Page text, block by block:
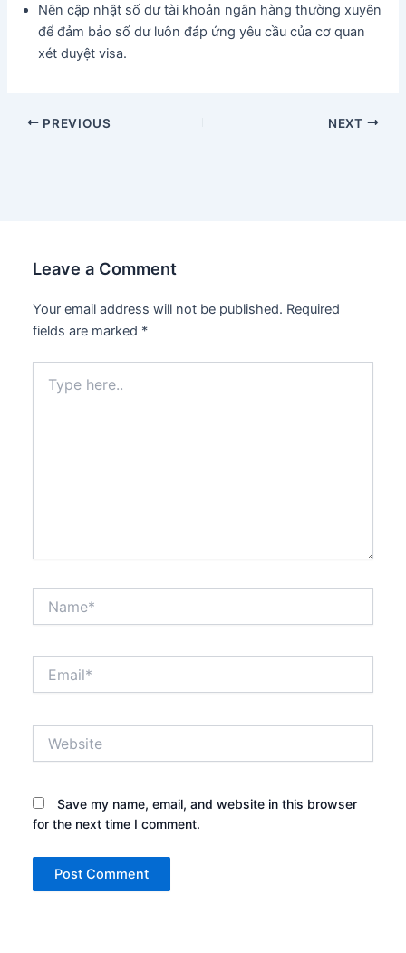
Nên cập nhật số dư tài khoản ngân hàng thường xuyên
để đảm bảo số dư luôn đáp ứng yêu cầu của cơ quan
xét duyệt visa.
Post
PREVIOUS NEXT
Leave a Comment
Your email address will not be published. Required
fields are marked *
here..
Save my name, email, and website in this browser
for the next time I comment.